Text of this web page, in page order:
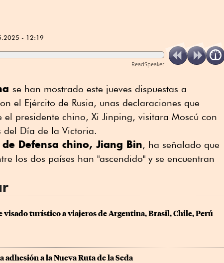
- 12:19
ReadSpeaker
se han mostrado este jueves dispuestas a
el Ejército de Rusia, unas declaraciones que
el presidente chino, Xi Jinping, visitara Moscú con
del Día de la Victoria.
Defensa chino, Jiang Bin, ha señalado que
los dos países han "ascendido" y se encuentran
visado turístico a viajeros de Argentina, Brasil, Chile, Perú
a la Nueva Ruta de la Seda